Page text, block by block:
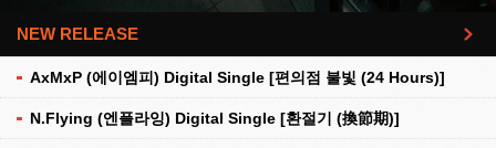
NEW RELEASE
AxMxP (에이엠피) Digital Single [편의점 불빛 (24 Hours)]
N.Flying (엔플라잉) Digital Single [환절기 (換節期)]
더보기